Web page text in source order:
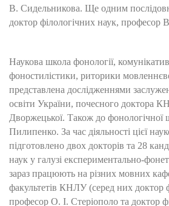
В. Сидельникова. Ще одним
доктор філологічних наук, професор
Наукова школа фонології,
фоностилістики, риторики
представлена дослідженнями
освіти України, почесного доктора
Дворжецької. Також до
Пилипенко. За час діяльності цієї
підготовлено двох докторів та 28
наук у галузі експериментально-
зараз працюють на різних мовних
факультетів КНЛУ (серед них доктор
професор О. І. Стеріополо та доктор